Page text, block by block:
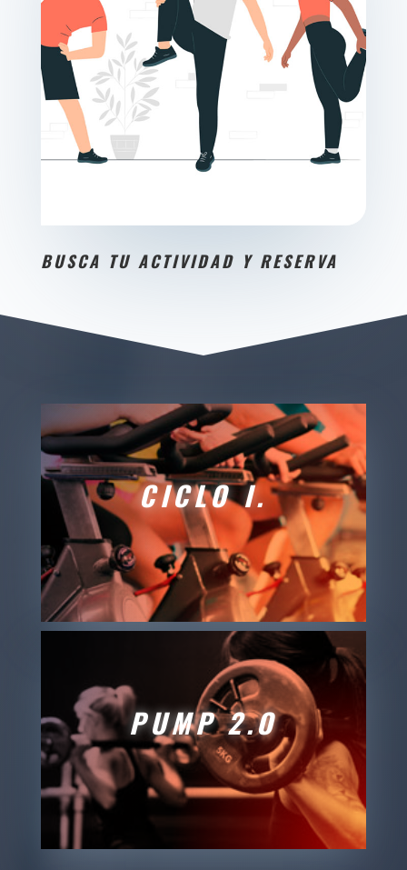
BUSCA TU ACTIVIDAD Y RESERVA
CICLO I.
PUMP 2.O